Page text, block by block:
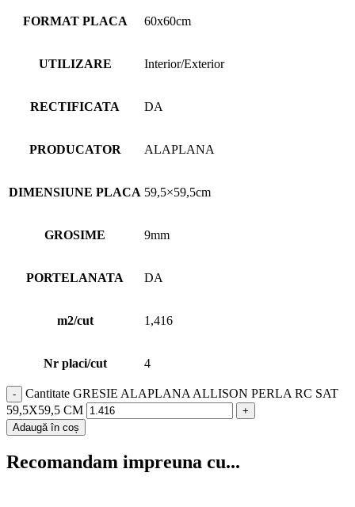
FORMAT PLACA 60x60cm
UTILIZARE Interior/Exterior
RECTIFICATA DA
PRODUCATOR ALAPLANA
DIMENSIUNE PLACA 59,5×59,5cm
GROSIME 9mm
PORTELANATA DA
m2/cut 1,416
Nr placi/cut 4
Cantitate GRESIE ALAPLANA ALLISON PERLA RC SAT
59,5X59,5 CM
Adaugă în coș
Recomandam impreuna cu...